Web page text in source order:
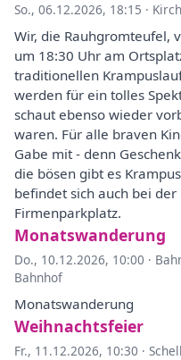
So., 06.12.2026, 18:15 ·
Wir, die Rauhgromteufel,
um 18:30 Uhr am
traditionellen
werden für ein tolles
schaut ebenso wieder
waren. Für alle braven
Gabe mit - denn
die bösen gibt es
befindet sich auch bei
Firmenparkplatz.
Monatswanderung
Do., 10.12.2026, 10:00 ·
Bahnhof
Monatswanderung
Weihnachtsfeier
Fr., 11.12.2026, 10:30 ·